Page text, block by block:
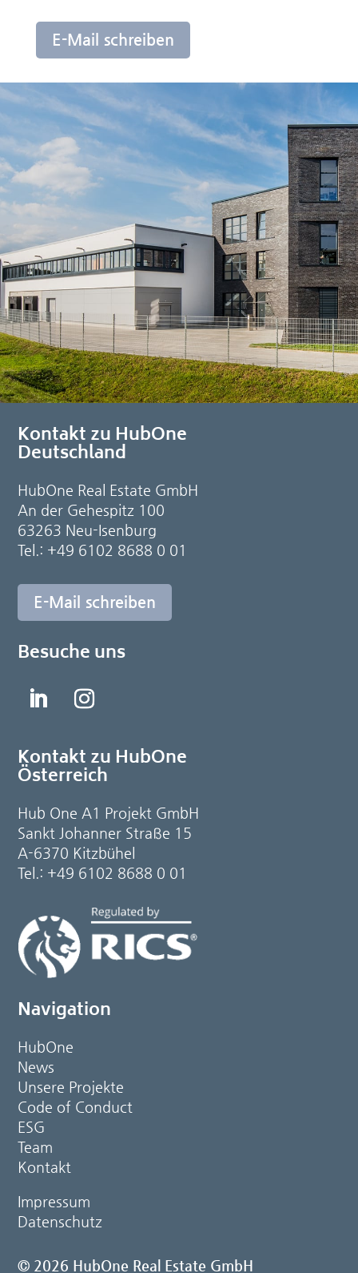
E-Mail schreiben
Kontakt zu HubOne
Deutschland
HubOne Real Estate GmbH
An der Gehespitz 100
63263 Neu-Isenburg
Tel.: +49 6102 8688 0 01
E-Mail schreiben
Besuche uns
Kontakt zu HubOne
Österreich
Hub One A1 Projekt GmbH
Sankt Johanner Straße 15
A-6370 Kitzbühel
Tel.: +49 6102 8688 0 01
Navigation
HubOne
News
Unsere Projekte
Code of Conduct
ESG
Team
Kontakt
Impressum
Datenschutz
© 2026 HubOne Real Estate GmbH